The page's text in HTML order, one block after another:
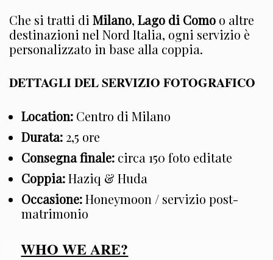
Che si tratti di Milano, Lago di Como o altre
destinazioni nel Nord Italia, ogni servizio è
personalizzato in base alla coppia.
DETTAGLI DEL SERVIZIO FOTOGRAFICO
Location: Centro di Milano
Durata: 2,5 ore
Consegna finale: circa 150 foto editate
Coppia:Haziq & Huda
Occasione:Honeymoon / servizio post-
matrimonio
WHO WE ARE?